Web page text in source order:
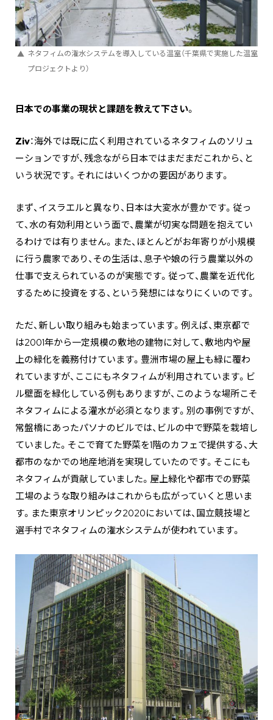
ネタフィムの潅水システムを導入している温室（千葉県で実施した温室
プロジェクトより）
―――日本での事業の現状と課題を教えて下さい。
Ziv：海外では既に広く利用されているネタフィムのソリュ
ーションですが、残念ながら日本ではまだまだこれから、と
いう状況です。それにはいくつかの要因があります。
まず、イスラエルと異なり、日本は大変水が豊かです。従っ
て、水の有効利用という面で、農業が切実な問題を抱えてい
るわけでは有りません。また、ほとんどがお年寄りが小規模
に行う農家であり、その生活は、息子や娘の行う農業以外の
仕事で支えられているのが実態です。従って、農業を近代化
するために投資をする、という発想にはなりにくいのです。
ただ、新しい取り組みも始まっています。例えば、東京都で
は2001年から一定規模の敷地の建物に対して、敷地内や屋
上の緑化を義務付けています。豊洲市場の屋上も緑に覆わ
れていますが、ここにもネタフィムが利用されています。ビ
ル壁面を緑化している例もありますが、このような場所こそ
ネタフィムによる灌水が必須となります。別の事例ですが、
常盤橋にあったパソナのビルでは、ビルの中で野菜を栽培し
ていました。そこで育てた野菜を1階のカフェで提供する、大
都市のなかでの地産地消を実現していたのです。そこにも
ネタフィムが貢献していました。屋上緑化や都市での野菜
工場のような取り組みはこれからも広がっていくと思いま
す。また東京オリンピック2020においては、国立競技場と
選手村でネタフィムの潅水システムが使われています。